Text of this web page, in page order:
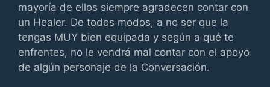
mayoría de ellos siempre agradecen contar con
un Healer. De todos modos, a no ser que la
tengas MUY bien equipada y según a qué te
enfrentes, no le vendrá mal contar con el apoyo
de algún personaje de la Conversación.